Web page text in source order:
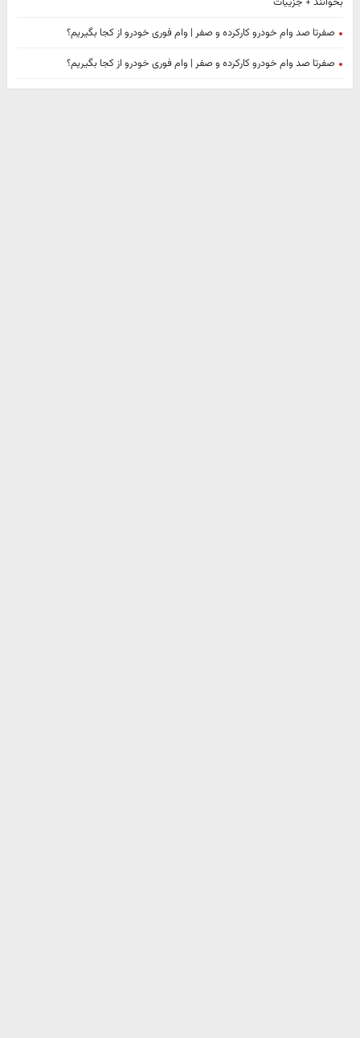
صفرتا صد وام خودرو کارکرده و صفر | وام فوری خودرو از کجا بگیریم؟
صفرتا صد وام خودرو کارکرده و صفر | وام فوری خودرو از کجا بگیریم؟